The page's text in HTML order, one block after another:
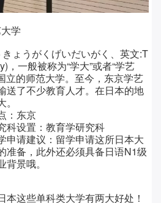
学
ょうがくげいだいがく、英文:T
一般被称为“学大”或者“学艺
立的师范大学。至今，东京学艺
送了不少教育人才。在日本的地
： 东京
科设置： 教育学研究科
申请建议：留学申请这所日本大
准备，此外还必须具备日语N1级
景哦。
这些单科类大学有两大好处！